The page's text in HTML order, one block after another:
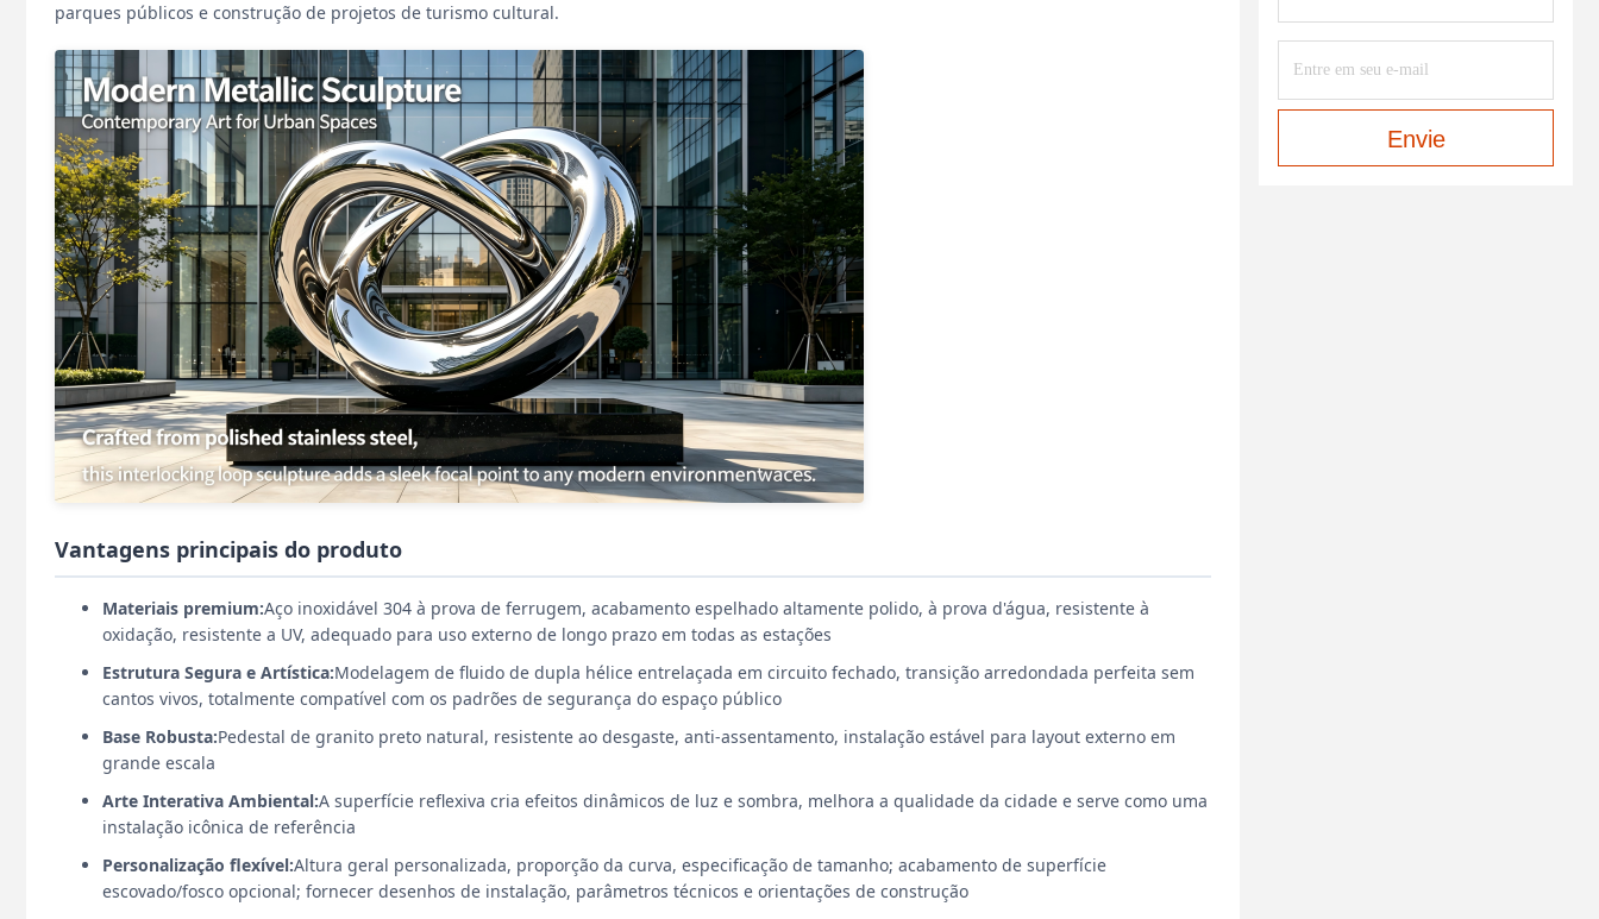
parques públicos e construção de projetos de turismo cultural.
Vantagens principais do produto
Materiais premium:Aço inoxidável 304 à prova de ferrugem, acabamento espelhado altamente polido, à prova d'água, resistente à
oxidação, resistente a UV, adequado para uso externo de longo prazo em todas as estações
Estrutura Segura e Artística:Modelagem de fluido de dupla hélice entrelaçada em circuito fechado, transição arredondada perfeita sem
cantos vivos, totalmente compatível com os padrões de segurança do espaço público
Base Robusta:Pedestal de granito preto natural, resistente ao desgaste, anti-assentamento, instalação estável para layout externo em
grande escala
Arte Interativa Ambiental:A superfície reflexiva cria efeitos dinâmicos de luz e sombra, melhora a qualidade da cidade e serve como uma
instalação icônica de referência
Personalização flexível:Altura geral personalizada, proporção da curva, especificação de tamanho; acabamento de superfície
escovado/fosco opcional; fornecer desenhos de instalação, parâmetros técnicos e orientações de construção
Envie